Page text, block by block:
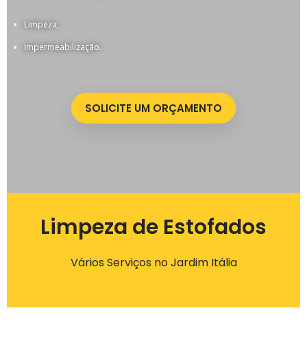
Limpeza;
Impermeabilização.
SOLICITE UM ORÇAMENTO
Limpeza de Estofados
Vários Serviços no Jardim Itália